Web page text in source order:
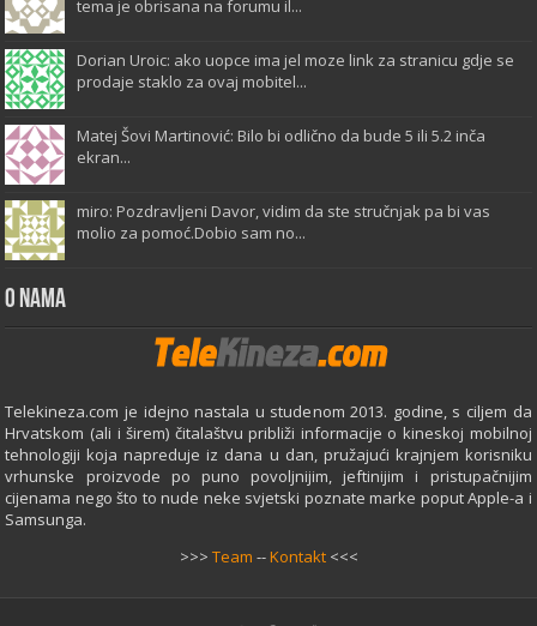
tema je obrisana na forumu il...
Dorian Uroic: ako uopce ima jel moze link za stranicu gdje se
prodaje staklo za ovaj mobitel...
Matej Šovi Martinović: Bilo bi odlično da bude 5 ili 5.2 inča
ekran...
miro: Pozdravljeni Davor, vidim da ste stručnjak pa bi vas
molio za pomoć.Dobio sam no...
O Nama
Telekineza.com je idejno nastala u studenom 2013. godine, s ciljem da
Hrvatskom (ali i širem) čitalaštvu približi informacije o kineskoj mobilnoj
tehnologiji koja napreduje iz dana u dan, pružajući krajnjem korisniku
vrhunske proizvode po puno povoljnijim, jeftinijim i pristupačnijim
cijenama nego što to nude neke svjetski poznate marke poput Apple-a i
Samsunga.
>>> Team --Kontakt<<<